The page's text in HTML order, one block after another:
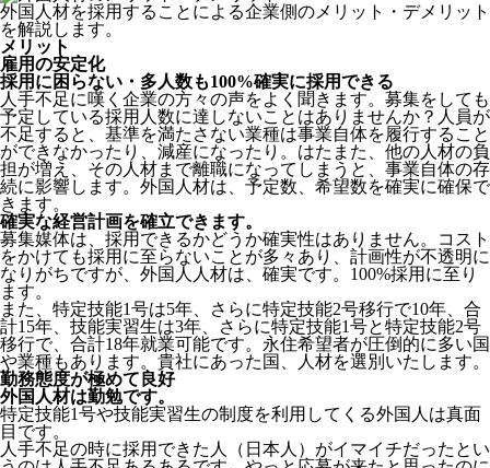
外国人材を採用することによる企業側のメリット・デメリット
を解説します。
メリット
雇用の安定化
採用に困らない・多人数も100%確実に採用できる
人手不足に嘆く企業の方々の声をよく聞きます。募集をしても
予定している採用人数に達しないことはありませんか？人員が
不足すると、基準を満たさない業種は事業自体を履行すること
ができなかったり、減産になったり。はたまた、他の人材の負
担が増え、その人材まで離職になってしまうと、事業自体の存
続に影響します。 外国人材は、予定数、希望数を確実に確保で
きます。
確実な経営計画を確立できます。
募集媒体は、採用できるかどうか確実性はありません。コスト
をかけても採用に至らないことが多々あり、計画性が不透明に
なりがちですが、外国人人材は、確実です。100%採用に至り
ます。
また、特定技能1号は5年、さらに特定技能2号移行で10年、合
計15年、技能実習生は3年、さらに特定技能1号と特定技能2号
移行で、合計18年就業可能です。永住希望者が圧倒的に多い国
や業種もあります。貴社にあった国、人材を選別いたします。
勤務態度が極めて良好
外国人材は勤勉です。
特定技能1号や技能実習生の制度を利用してくる外国人は真面
目 です。
人手不足の時に採用できた人（日本人）がイマイチだったとい